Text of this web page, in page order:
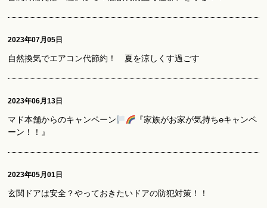
2023年07月05日
自然換気でエアコン代節約！ 夏を涼しくす過ごす
2023年06月13日
マド本舗からのキャンペーン
『家族がお家が気持ち℮キャンペ
ーン！！』
2023年05月01日
玄関ドアは安全？やっておきたいドアの防犯対策！！